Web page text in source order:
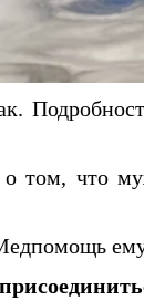
том, что
ему